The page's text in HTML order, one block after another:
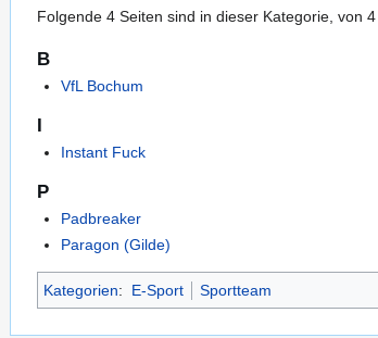
Folgende 4 Seiten sind in dieser Kategorie, von 4
B
VfL Bochum
I
Instant Fuck
P
Padbreaker
Paragon (Gilde)
Kategorien: E-Sport Sportteam